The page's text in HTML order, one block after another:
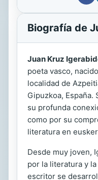
Biografía de
Juan Kruz
poeta vasco,
localidad de
Gipuzkoa, España.
su profunda
como por su
literatura en
Desde muy joven,
por la literatura y
escritor se